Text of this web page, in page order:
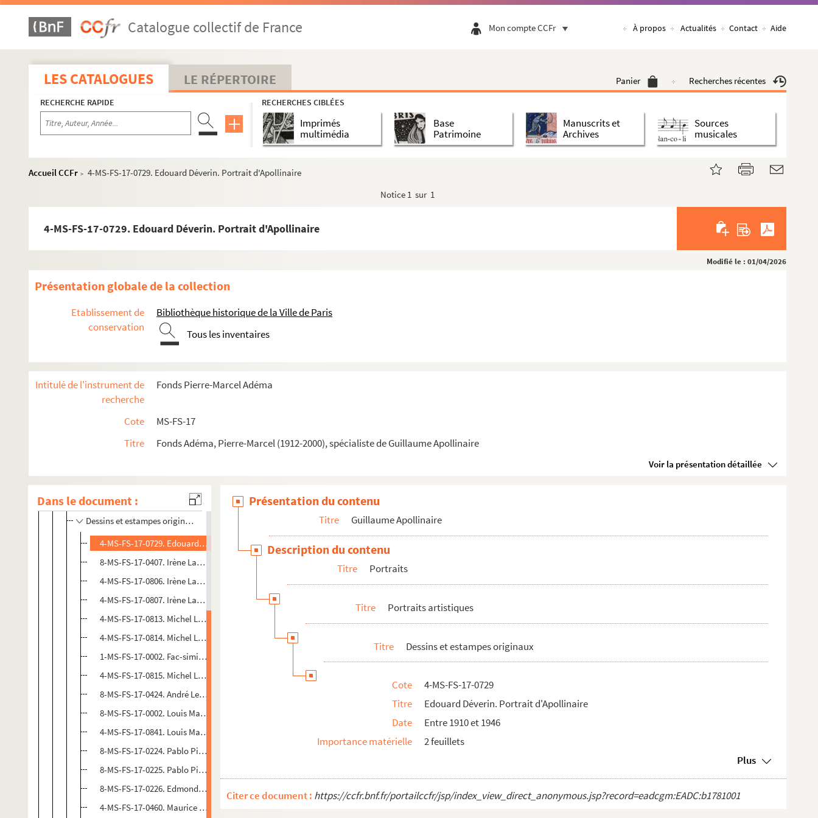
Catalogue collectif de France Mon compte CCFr À propos Actualités Contact Aide
LES CATALOGUES LE RÉPERTOIRE Panier Recherches récentes
RECHERCHE RAPIDE RECHERCHES CIBLÉES
Imprimés
multimédia
Base
Patrimoine
Manuscrits et
Archives
Sources
musicales
Accueil CCFr > 4-MS-FS-17-0729. Edouard Déverin. Portrait d'Apollinaire
Notice 1 sur 1
4-MS-FS-17-0729. Edouard Déverin. Portrait d'Apollinaire
Modifié le : 01/04/2026
Présentation globale de la collection
Etablissement de
conservation
Bibliothèque historique de la Ville de Paris
Tous les inventaires
Intitulé de l'instrument de
recherche
Fonds Pierre-Marcel Adéma
Cote
MS-FS-17
Titre
Fonds Adéma, Pierre-Marcel (1912-2000), spécialiste de Guillaume Apollinaire
Voir la présentation détaillée
Dans le document :
Correspondance
Portraits photographiques
Portraits artistiques
Dessins et estampes originaux
4-MS-FS-17-0729. Edouard Déverin. Portrait d'Apollinaire
8-MS-FS-17-0407. Irène Lagut. Guillaume Apollinaire
4-MS-FS-17-0806. Irène Lagut. Le cavalier (Guillaume Apollinaire)
4-MS-FS-17-0807. Irène Lagut. "Bonjour mon poète je me souviens de votre voix" : portrait de Guillaume Apollinaire
4-MS-FS-17-0813. Michel Larionov. Apollinaire au café de Flore (de face)
4-MS-FS-17-0814. Michel Larionov. Apollinaire au café de Flore (de profil)
1-MS-FS-17-0002. Fac-similé de : Michel Larionov. Apollinaire au café de Flore (de profil)
4-MS-FS-17-0815. Michel Larionov. Apollinaire et Diaghilev à une répétition des Ballets russes
8-MS-FS-17-0424. André Lebon. Guillaume Apollinaire : caricature
8-MS-FS-17-0002. Louis Marcoussis. Portrait de Guillaume Apollinaire
4-MS-FS-17-0841. Louis Marcoussis. Apollinaire en prison
8-MS-FS-17-0224. Pablo Picasso. Portrait de Guillaume Apollinaire en soldat
8-MS-FS-17-0225. Pablo Picasso. Don Guillermo Apollinaire
8-MS-FS-17-0226. Edmond-Marie Poullain. Portrait de Guillaume Apollinaire
4-MS-FS-17-0460. Maurice Raynal. Portrait de Guillaume Apollinaire
Présentation du contenu
Titre Guillaume Apollinaire
Description du contenu
Titre Portraits
Titre Portraits artistiques
Titre Dessins et estampes originaux
Cote
4-MS-FS-17-0729
Titre
Edouard Déverin. Portrait d'Apollinaire
Date
Entre 1910 et 1946
Importance matérielle
2 feuillets
Plus
Citer ce document : https://ccfr.bnf.fr/portailccfr/jsp/index_view_direct_anonymous.jsp?record=eadcgm:EADC:b1781001